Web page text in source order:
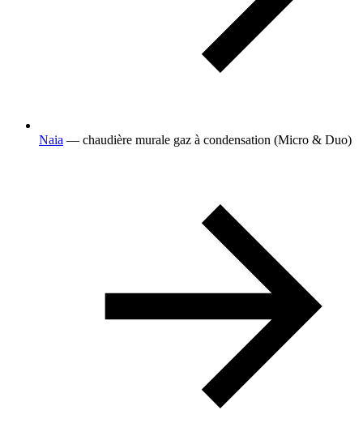
Naia — chaudière murale gaz à condensation (Micro & Duo)